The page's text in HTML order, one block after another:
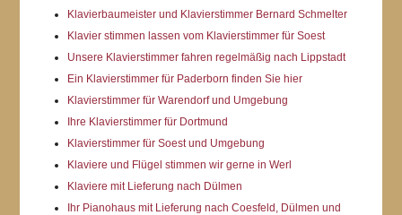
Klavierbaumeister und Klavierstimmer Bernard Schmelter
Klavier stimmen lassen vom Klavierstimmer für Soest
Unsere Klavierstimmer fahren regelmäßig nach Lippstadt
Ein Klavierstimmer für Paderborn finden Sie hier
Klavierstimmer für Warendorf und Umgebung
Ihre Klavierstimmer für Dortmund
Klavierstimmer für Soest und Umgebung
Klaviere und Flügel stimmen wir gerne in Werl
Klaviere mit Lieferung nach Dülmen
Ihr Pianohaus mit Lieferung nach Coesfeld, Dülmen und